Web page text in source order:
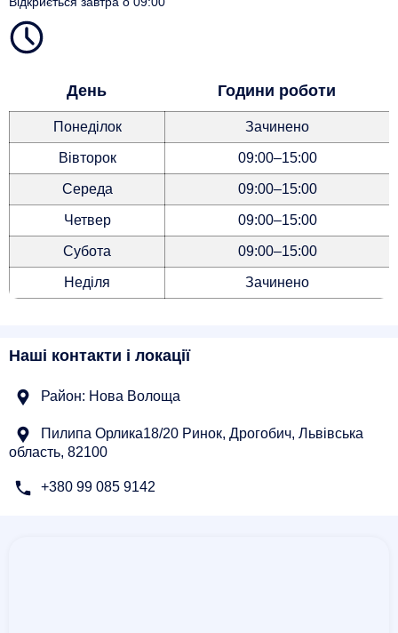
День Години роботи
Понеділок Зачинено
Вівторок 09:00–15:00
Середа 09:00–15:00
Четвер 09:00–15:00
Субота 09:00–15:00
Неділя Зачинено
Наші контакти і локації
Район: Нова Волоща
Пилипа Орлика18/20 Ринок, Дрогобич, Львівська
область, 82100
+380 99 085 9142